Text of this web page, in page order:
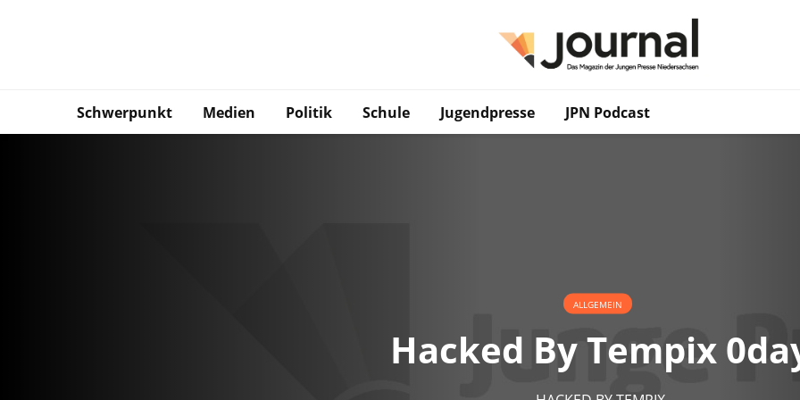
Schwerpunkt Medien Politik Schule Jugendpresse JPN Podcast
ALLGEMEIN
Hacked By Tempix